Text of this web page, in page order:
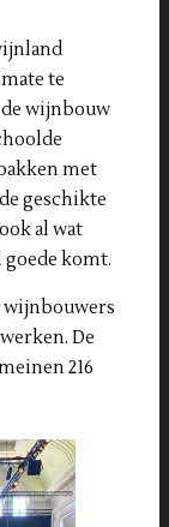
te
wijnbouw
met
geschikte
al wat
goede komt.
wijnbouwers
De
216